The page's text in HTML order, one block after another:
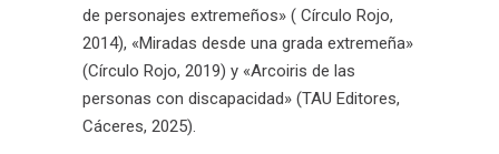
de personajes extremeños» ( Círculo Rojo,
2014), «Miradas desde una grada extremeña»
(Círculo Rojo, 2019) y «Arcoiris de las
personas con discapacidad» (TAU Editores,
Cáceres, 2025).